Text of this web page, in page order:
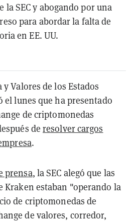
la SEC y abogando por una
para abordar la falta de
en EE. UU.
Valores de los Estados
el lunes que ha presentado
de criptomonedas
deresolver cargos
.
prensa, la SEC alegó que las
Kraken estaban "operando la
de criptomonedas de
de valores, corredor,